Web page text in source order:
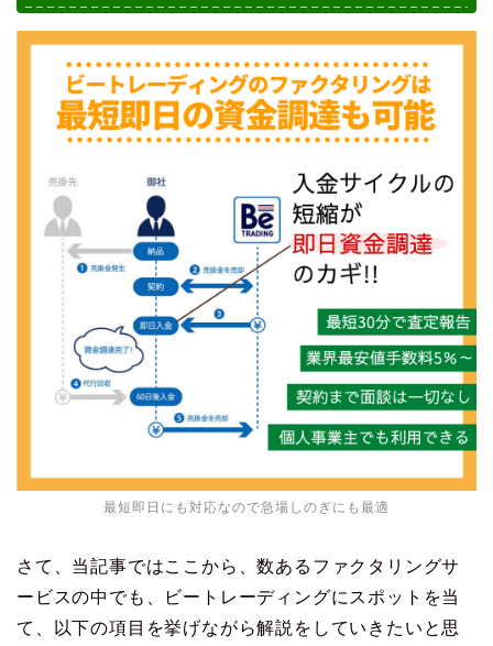
最短即日にも対応なので急場しのぎにも最適
さて、当記事ではここから、数あるファクタリングサ
ービスの中でも、ビートレーディングにスポットを当
て、以下の項目を挙げながら解説をしていきたいと思